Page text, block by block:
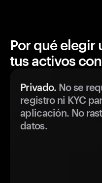
Por qué elegir
tus activos
Privado. No se
registro ni KYC
aplicación. No
datos.